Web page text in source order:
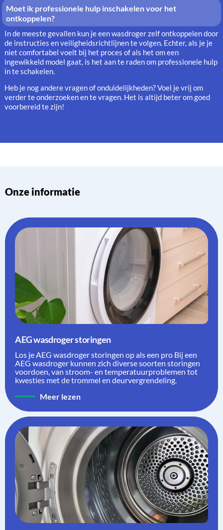
Moet ik professionele hulp inschakelen voor het
ontkoppelen?
In de meeste gevallen kun je een wasdroger zelf ontkoppelen door
de instructies en veiligheidsrichtlijnen te volgen. Echter, als je je
niet comfortabel voelt bij het proces of als het om een
ingewikkeld model gaat, is het aan te raden om professionele hulp
in te schakelen.
Heb je nog andere vragen of onduidelijkheden? Voel je vrij om
verder te onderzoeken en te vragen. Het is altijd beter om goed
voorbereid te zijn!
Onze informatie
AEG wasdroger storingen
Los je AEG wasdroger storingen op als een pro Bij een
AEG wasdroger kunnen zich diverse soorten storingen
voordoen, van stroom- en temperatuurproblemen tot
kwesties met de trommel en deurvergrendeling.
Meer lezen